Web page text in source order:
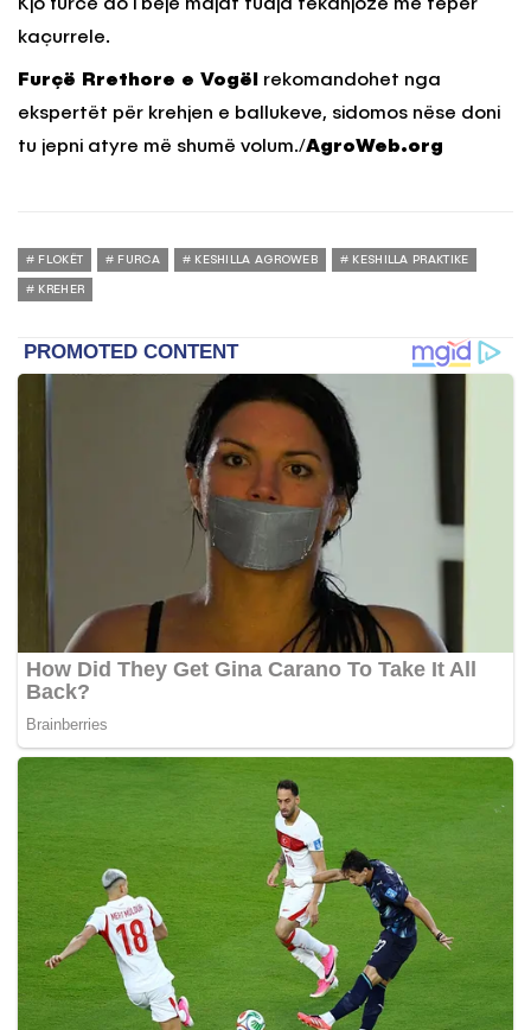
Kjo furcë do i bëjë majat tuaja tekanjoze më tepër
kaçurrele.
Furçë Rrethore e Vogël rekomandohet nga
ekspertët për krehjen e ballukeve, sidomos nëse doni
tu jepni atyre më shumë volum./AgroWeb.org
FLOKËT FURCA KESHILLA AGROWEB KESHILLA PRAKTIKE
KREHER